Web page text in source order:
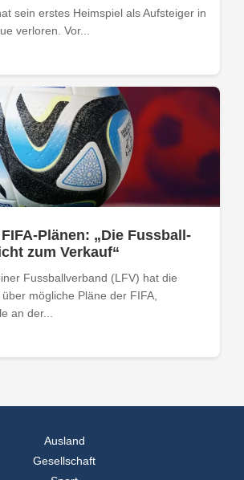
sein erstes Heimspiel als Aufsteiger in
verloren. Vor...
Plänen: „Die Fussball-
zum Verkauf“
Fussballverband (LFV) hat die
mögliche Pläne der FIFA,
an der...
Ausland
Gesellschaft